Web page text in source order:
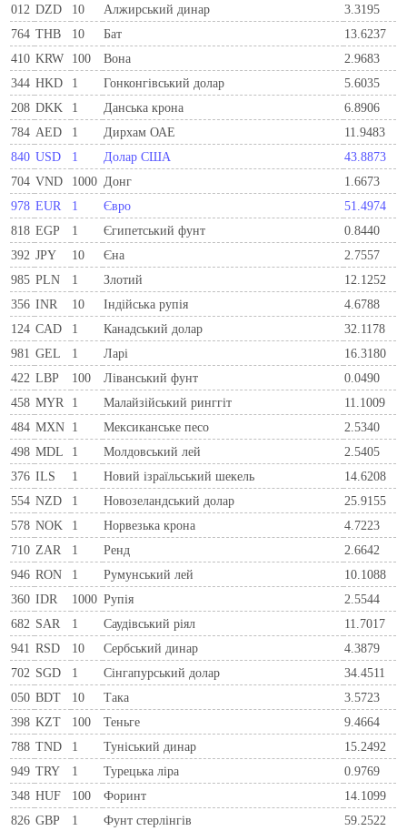
012 DZD 10 Алжирський динар
3.3195
764 THB 10 Бат
13.6237
410 KRW 100 Вона
2.9683
344 HKD 1 Гонконгівський долар
5.6035
208 DKK 1 Данська крона
6.8906
784 AED 1 Дирхам ОАЕ
11.9483
840 USD 1 Долар США
43.8873
704 VND 1000 Донг
1.6673
978 EUR 1 Євро
51.4974
818 EGP 1 Єгипетський фунт
0.8440
392 JPY 10 Єна
2.7557
985 PLN 1 Злотий
12.1252
356 INR 10 Індійська рупія
4.6788
124 CAD 1 Канадський долар
32.1178
981 GEL 1 Ларi
16.3180
422 LBP 100 Ліванський фунт
0.0490
458 MYR 1 Малайзійський ринггіт
11.1009
484 MXN 1 Мексиканське песо
2.5340
498 MDL 1 Молдовський лей
2.5405
376 ILS 1 Новий ізраїльський шекель
14.6208
554 NZD 1 Новозеландський долар
25.9155
578 NOK 1 Норвезька крона
4.7223
710 ZAR 1 Ренд
2.6642
946 RON 1 Румунський лей
10.1088
360 IDR 1000 Рупія
2.5544
682 SAR 1 Саудівський ріял
11.7017
941 RSD 10 Сербський динар
4.3879
702 SGD 1 Сінгапурський долар
34.4511
050 BDT 10 Така
3.5723
398 KZT 100 Теньге
9.4664
788 TND 1 Туніський динар
15.2492
949 TRY 1 Турецька ліра
0.9769
348 HUF 100 Форинт
14.1099
826 GBP 1 Фунт стерлінгів 59.2522